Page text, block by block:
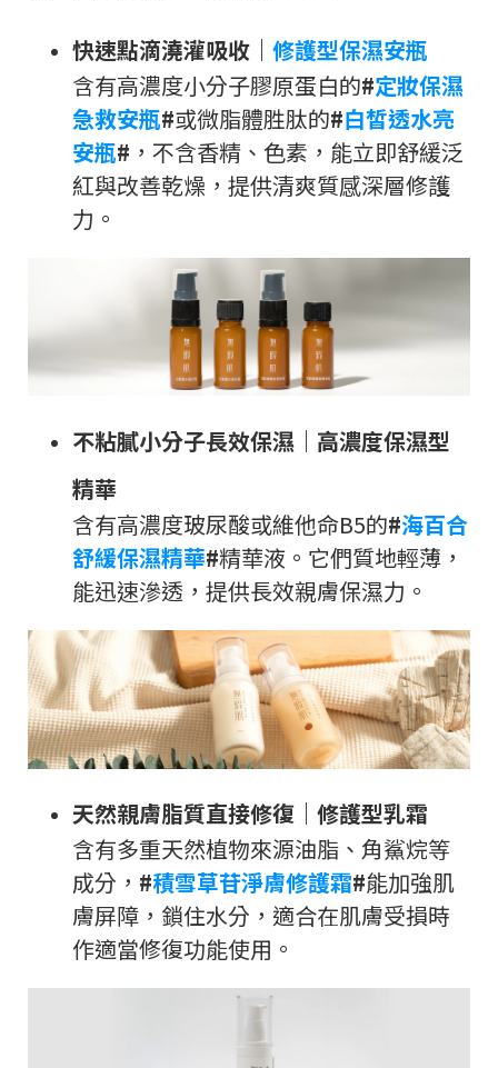
快速點滴澆灌吸收 ｜ 修護型保濕安瓶
含有高濃度小分子膠原蛋白的#定妝保濕
急救安瓶#或微脂體胜肽的#白皙透水亮
安瓶# ，不含香精、色素，能立即舒緩泛
紅與改善乾燥，提供清爽質感深層修護
力。
不粘膩小分子長效保濕 ｜ 高濃度保濕型
精華
含有高濃度玻尿酸或維他命B5的#海百合
舒緩保濕精華#精華液。它們質地輕薄，
能迅速滲透，提供長效親膚保濕力。
天然親膚脂質直接修復 ｜ 修護型乳霜
含有多重天然植物來源油脂、角鯊烷等
成分， #積雪草苷淨膚修護霜#能加強肌
膚屏障，鎖住水分，適合在肌膚受損時
作適當修復功能使用。